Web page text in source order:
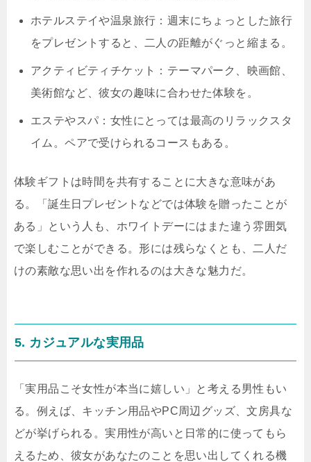
ホテルステイや温泉旅行：週末にちょっとした旅行
をプレゼントすると、二人の距離がぐっと縮まる。
アクティビティチケット：テーマパーク、映画館、
美術館など、彼女の趣味に合わせた体験を。
エステやスパ：女性にとっては最高のリラックスタ
イム。ペアで受けられるコースもある。
体験ギフトは時間を共有することに大きな意味があ
る。「誕生日プレゼントなどでは体験を贈ったことが
ある」という人も、ホワイトデーにはまた違う雰囲気
で楽しむことができる。形には残らなくとも、二人だ
けの素敵な思い出を作れるのは大きな魅力だ。
5. カジュアルな実用品
「実用品こそ女性が本当に嬉しい」と考える男性もい
る。例えば、キッチン用品やPC周辺グッズ、文房具な
どが挙げられる。実用性が高いと日常的に使ってもら
えるため、彼女があなたのことを思い出してくれる機